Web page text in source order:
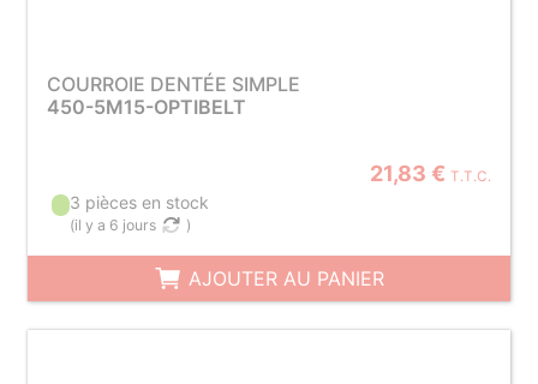
COURROIE DENTÉE SIMPLE
450-5M15-OPTIBELT
21,83 € T.T.C.
3 pièces en stock
(il y a 6 jours )
AJOUTER AU PANIER